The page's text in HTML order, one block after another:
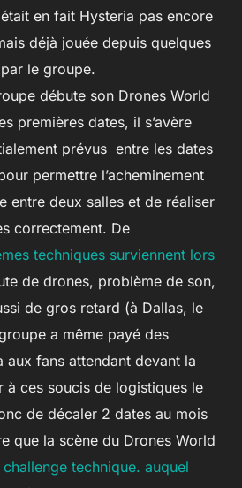
en fait Hysteria pas encore
déjà jouée depuis quelques
le groupe.
débute son Drones World
premières dates, il s’avère
prévus entre les dates
permettre l’acheminement
entre deux salles et de réaliser
correctement. De
techniques surviennent lors
de drones, problème de son,
de gros retard (à Dallas, le
a même payé des
aux fans attendant devant la
à ces soucis de logistiques le
de décaler 2 dates au mois
que la scène du Drones World
technique. auquel